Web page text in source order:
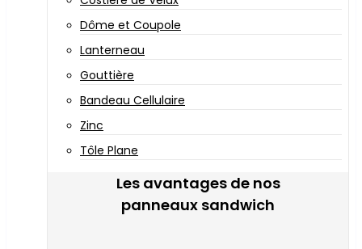
Dôme et Coupole
Lanterneau
Gouttière
Bandeau Cellulaire
Zinc
Tôle Plane
Les avantages de nos
panneaux sandwich